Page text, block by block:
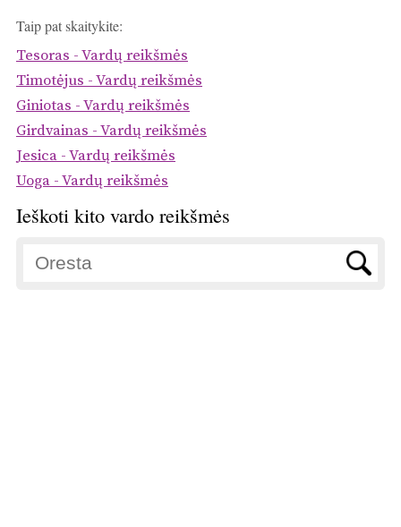
Taip pat skaitykite:
Tesoras - Vardų reikšmės
Timotėjus - Vardų reikšmės
Giniotas - Vardų reikšmės
Girdvainas - Vardų reikšmės
Jesica - Vardų reikšmės
Uoga - Vardų reikšmės
Ieškoti kito vardo reikšmės